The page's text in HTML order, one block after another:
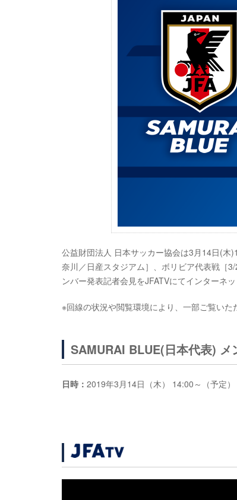
公益財団法人 日本サッカー協会は3月14日(
奈川／日産スタジアム］、ボリビア代表戦［
ンバー発表記者会見をJFATVにてインターネッ
※回線の状況や閲覧環境により、一部ご覧いた
SAMURAI BLUE(日本代表) メ
日時： 2019年3月14日（木） 14:00～（予定）